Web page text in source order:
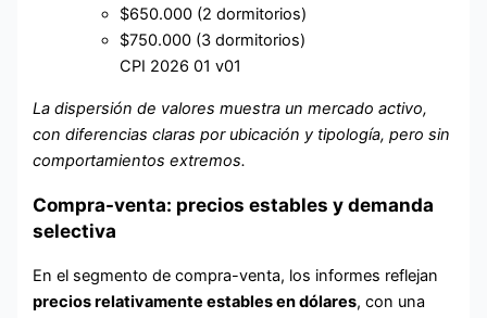
$650.000 (2 dormitorios)
$750.000 (3 dormitorios)
CPI 2026 01 v01
La dispersión de valores muestra un mercado activo,
con diferencias claras por ubicación y tipología, pero sin
comportamientos extremos.
Compra-venta: precios estables y demanda
selectiva
En el segmento de compra-venta, los informes reflejan
precios relativamente estables en dólares, con una